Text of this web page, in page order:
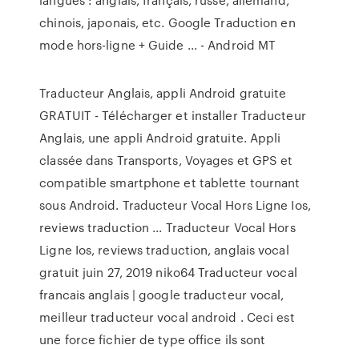
chinois, japonais, etc. Google Traduction en
mode hors-ligne + Guide ... - Android MT
Traducteur Anglais, appli Android gratuite
GRATUIT - Télécharger et installer Traducteur
Anglais, une appli Android gratuite. Appli
classée dans Transports, Voyages et GPS et
compatible smartphone et tablette tournant
sous Android. Traducteur Vocal Hors Ligne Ios,
reviews traduction ... Traducteur Vocal Hors
Ligne Ios, reviews traduction, anglais vocal
gratuit juin 27, 2019 niko64 Traducteur vocal
francais anglais | google traducteur vocal,
meilleur traducteur vocal android . Ceci est
une force fichier de type office ils sont